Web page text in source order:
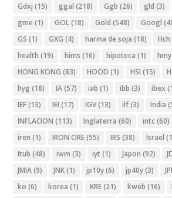
Gdxj (15) ggal (218) Ggb (26) gld (3)
gme (1) GOL(18) Gold (548) Googl
GS (1) GXG (4) harina de soja (18) Hch
health (19) hims (16) hipoteca (1) hmy
HONG KONG (83) HOOD (1) HSI (15)
hyg (18) IA(57) iab (1) ibb (3) ibex
IEF(13) IEI (17) IGV(13) ilf(3) India
INFLACION (113) Inglaterra (60) intc(60)
iren (1) IRON ORE(55) IRS (38) Israel
Itub (48) iwm (3) iyt (1) Japon (92)
JMIA(9) JNK(1) jp10y(6) jp40y(3)
ko (6) korea (1) KRE(21) kweb (16)